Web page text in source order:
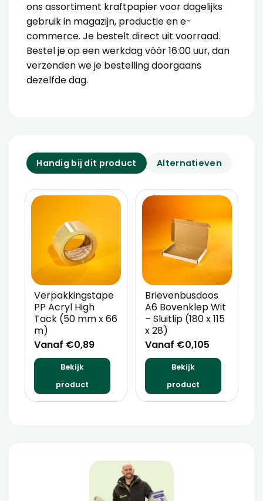
ons assortiment kraftpapier voor dagelijks
gebruik in magazijn, productie en e-
commerce. Je bestelt direct uit voorraad.
Bestel je op een werkdag vóór 16:00 uur, dan
verzenden we je bestelling doorgaans
dezelfde dag.
Handig bij dit product Alternatieven
Verpakkingstape
PP Acryl High
Tack (50 mm x 66
m)
Vanaf €0,89
Bekijk
product
Brievenbusdoos
A6 Bovenklep Wit
– Sluitlip (180 x 115
x 28)
Vanaf €0,105
Bekijk
product